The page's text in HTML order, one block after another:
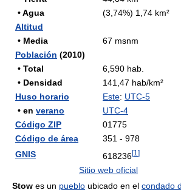
• Agua
(3,74%) 1,74 km²
Altitud
• Media
67 msnm
Población (2010)
• Total
6,590 hab.
• Densidad
141,47 hab/km²
Huso horario
Este: UTC-5
• en verano
UTC-4
Código ZIP
01775
Código de área
351 - 978
GNIS
618236[1 ]
Sitio web oficial
Stow es un pueblo ubicado en el condado